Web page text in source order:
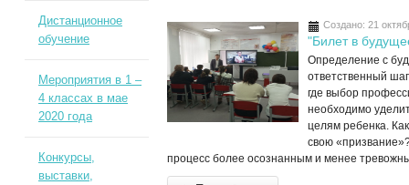
Создано: 21
"Билет в
Определение с
ответственный
где выбор
необходимо
целям ребенка.
свою
процесс более осознанным и менее
Дистанционное
обучение
Мероприятия в 1 –
4 классах в мае
2020 года
Конкурсы,
выставки,